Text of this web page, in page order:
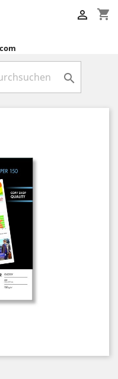
shopping_cart

